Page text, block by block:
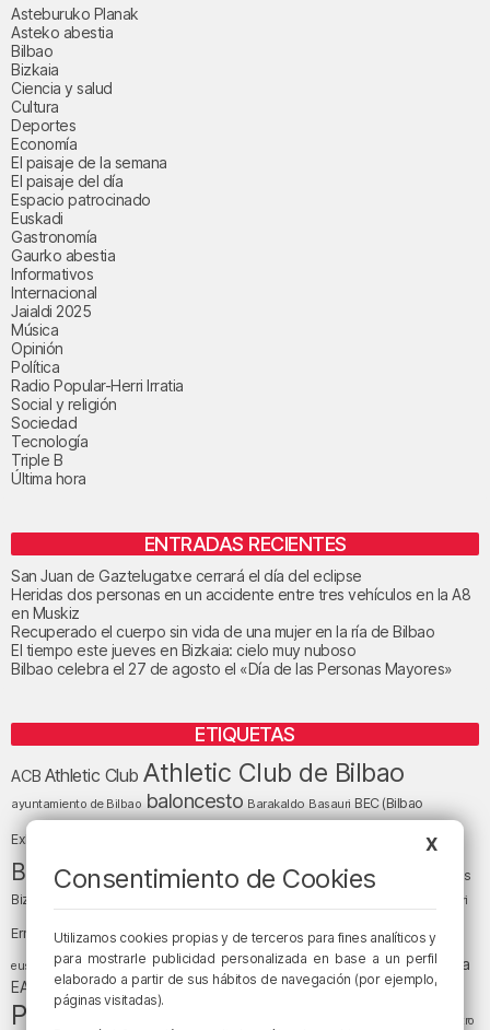
Asteburuko Planak
Asteko abestia
Bilbao
Bizkaia
Ciencia y salud
Cultura
Deportes
Economía
El paisaje de la semana
El paisaje del día
Espacio patrocinado
Euskadi
Gastronomía
Gaurko abestia
Informativos
Internacional
Jaialdi 2025
Música
Opinión
Política
Radio Popular-Herri Irratia
Social y religión
Sociedad
Tecnología
Triple B
Última hora
ENTRADAS RECIENTES
San Juan de Gaztelugatxe cerrará el día del eclipse
Heridas dos personas en un accidente entre tres vehículos en la A8
en Muskiz
Recuperado el cuerpo sin vida de una mujer en la ría de Bilbao
El tiempo este jueves en Bizkaia: cielo muy nuboso
Bilbao celebra el 27 de agosto el «Día de las Personas Mayores»
ETIQUETAS
ACB Athletic Club Athletic Club de Bilbao
ayuntamiento de Bilbao baloncesto Barakaldo Basauri BEC (Bilbao
Exhibition Center) Bilbao Bizkaia
Bizkaia y sus comarcas Copa del Rey cultura
Cáritas
Bizkaia
Enkarterri
Ernesto Valverde Ertzaintza Euskadi (País Vasco)
euskera fiestas fútbol Gobierno vasco juanma jubera LaLiga LaLiga
EA Sports Liga Endesa música noticias Osakidetza planes
Política Teatro
X
Consentimiento de Cookies
Utilizamos cookies propias y de terceros para fines analíticos y
para mostrarle publicidad personalizada en base a un perfil
elaborado a partir de sus hábitos de navegación (por ejemplo,
páginas visitadas).